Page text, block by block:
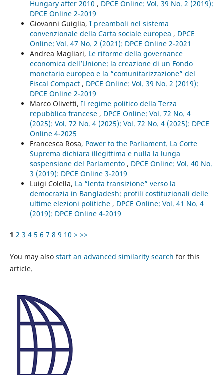
Hungary after 2010 , DPCE Online: Vol. 39 No. 2 (2019):
DPCE Online 2-2019
Giovanni Guiglia, I preamboli nel sistema
convenzionale della Carta sociale europea , DPCE
Online: Vol. 47 No. 2 (2021): DPCE Online 2-2021
Andrea Magliari, Le riforme della governance
economica dell’Unione: la creazione di un Fondo
monetario europeo e la “comunitarizzazione” del
Fiscal Compact , DPCE Online: Vol. 39 No. 2 (2019):
DPCE Online 2-2019
Marco Olivetti, Il regime politico della Terza
repubblica francese , DPCE Online: Vol. 72 No. 4
(2025): Vol. 72 No. 4 (2025): Vol. 72 No. 4 (2025): DPCE
Online 4-2025
Francesca Rosa, Power to the Parliament. La Corte
Suprema dichiara illegittima e nulla la lunga
sospensione del Parlamento , DPCE Online: Vol. 40 No.
3 (2019): DPCE Online 3-2019
Luigi Colella, La “lenta transizione” verso la
democrazia in Bangladesh: profili costituzionali delle
ultime elezioni politiche , DPCE Online: Vol. 41 No. 4
(2019): DPCE Online 4-2019
1 2 3 4 5 6 7 8 9 10 > >>
You may also start an advanced similarity search for this
article.